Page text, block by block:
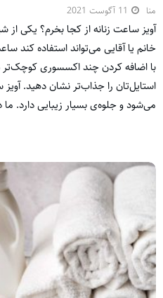
منا 11 آگوست 2021
آویز ساعت زنانه از کجا بخرم؟ یکی
خانم یا آقایی می‌تواند استفاده کند
با اضافه کردن چند اکسسوری
استایل‌تان را جذاب‌تر نشان دهید.
می‌شود و جلوه‌ی بسیار زیبایی دارد.